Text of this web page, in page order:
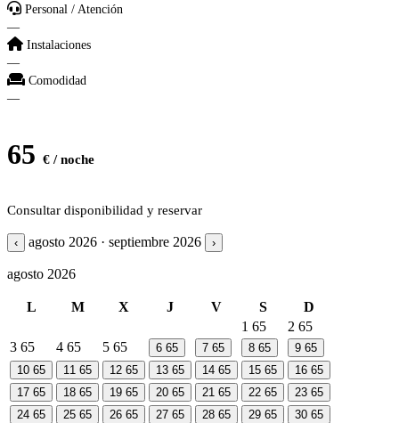
Personal / Atención
—
Instalaciones
—
Comodidad
—
65 € / noche
Consultar disponibilidad y reservar
‹ agosto 2026 · septiembre 2026 ›
agosto 2026
L M X J V S
D
1 65 2 65
3 65 4 65 5 65 6 65 7 65 8 65 9 65
10 65 11 65 12 65 13 65 14 65 15 65 16 65
17 65 18 65 19 65 20 65 21 65 22 65 23 65
24 65 25 65 26 65 27 65 28 65 29 65 30 65